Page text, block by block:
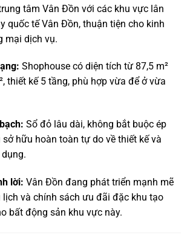
tâm Vân Đồn với các khu vực lân
quốc tế Vân Đồn, thuận tiện cho kinh
mại dịch vụ.
Shophouse có diện tích từ 87,5 m²
thiết kế 5 tầng, phù hợp vừa để ở vừa
Sổ đỏ lâu dài, không bắt buộc ép
hữu hoàn toàn tự do về thiết kế và
lời: Vân Đồn đang phát triển mạnh mẽ
lịch và chính sách ưu đãi đặc khu tạo
bất động sản khu vực này.